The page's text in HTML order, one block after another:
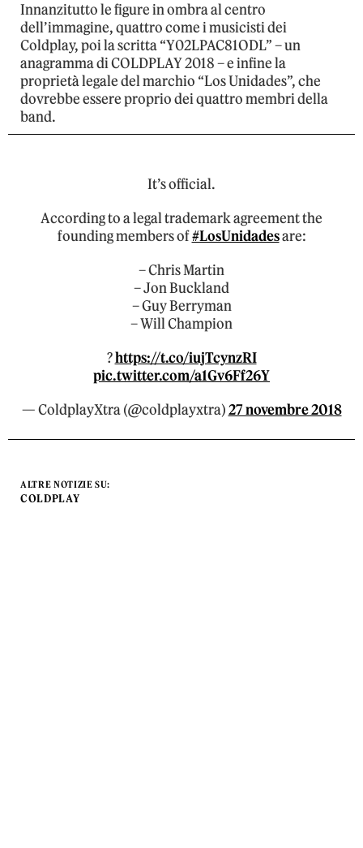
Innanzitutto le figure in ombra al centro
dell’immagine, quattro come i musicisti dei
Coldplay, poi la scritta “Y02LPAC81ODL” – un
anagramma di COLDPLAY 2018 – e infine la
proprietà legale del marchio “Los Unidades”, che
dovrebbe essere proprio dei quattro membri della
band.
It’s official.
According to a legal trademark agreement the
founding members of#LosUnidadesare:
– Chris Martin
– Jon Buckland
– Guy Berryman
– Will Champion
?https://t.co/iujTcynzRI
pic.twitter.com/a1Gv6Ff26Y
— ColdplayXtra (@coldplayxtra)27 novembre 2018
ALTRE NOTIZIE SU:
COLDPLAY